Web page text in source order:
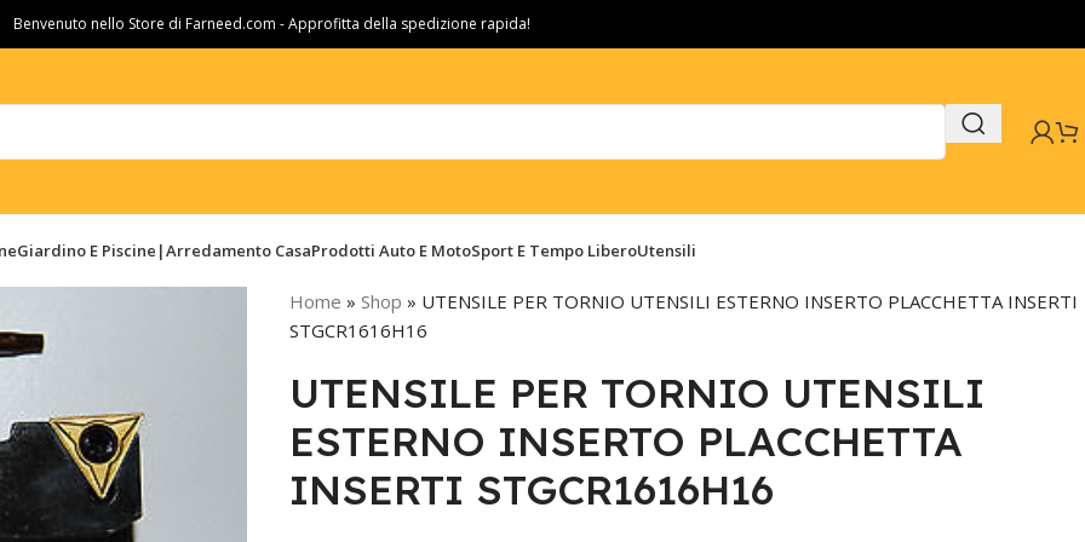
Benvenuto nello Store di Farneed.com - Approfitta della spedizione rapida!
Giardino E Piscine|Arredamento CasaProdotti Auto E MotoSport E Tempo LiberoUtensili
Home » Shop » UTENSILE PER TORNIO UTENSILI ESTERNO INSERTO PLACCHETTA INSERTI
STGCR1616H16
UTENSILE PER TORNIO UTENSILI
ESTERNO INSERTO PLACCHETTA
INSERTI STGCR1616H16